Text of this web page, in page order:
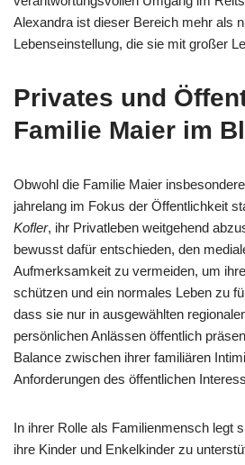
Alexandra ist dieser Bereich mehr als
Lebenseinstellung, die sie mit großer
Privates und
Familie Maier im
Obwohl die Familie Maier
jahrelang im Fokus der Öffentlichkeit
Kofler, ihr Privatleben weitgehend
bewusst dafür entschieden, den
Aufmerksamkeit zu vermeiden, um
schützen und ein normales Leben zu
dass sie nur in ausgewählten
persönlichen Anlässen öffentlich
Balance zwischen ihrer familiären
Anforderungen des öffentlichen
In ihrer Rolle als Familienmensch legt
ihre Kinder und Enkelkinder zu